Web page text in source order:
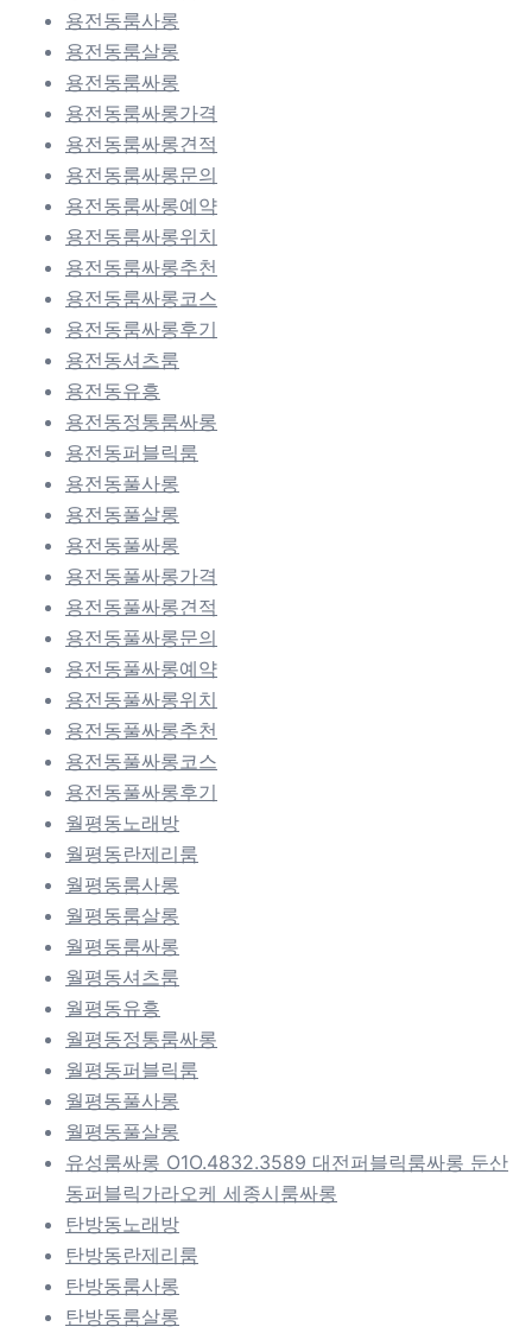
용전동룸사롱
용전동룸살롱
용전동룸싸롱
용전동룸싸롱가격
용전동룸싸롱견적
용전동룸싸롱문의
용전동룸싸롱예약
용전동룸싸롱위치
용전동룸싸롱추천
용전동룸싸롱코스
용전동룸싸롱후기
용전동셔츠룸
용전동유흥
용전동정통룸싸롱
용전동퍼블릭룸
용전동풀사롱
용전동풀살롱
용전동풀싸롱
용전동풀싸롱가격
용전동풀싸롱견적
용전동풀싸롱문의
용전동풀싸롱예약
용전동풀싸롱위치
용전동풀싸롱추천
용전동풀싸롱코스
용전동풀싸롱후기
월평동노래방
월평동란제리룸
월평동룸사롱
월평동룸살롱
월평동룸싸롱
월평동셔츠룸
월평동유흥
월평동정통룸싸롱
월평동퍼블릭룸
월평동풀사롱
월평동풀살롱
유성룸싸롱 O1O.4832.3589 대전퍼블릭룸싸롱 둔산
동퍼블릭가라오케 세종시룸싸롱
탄방동노래방
탄방동란제리룸
탄방동룸사롱
탄방동룸살롱